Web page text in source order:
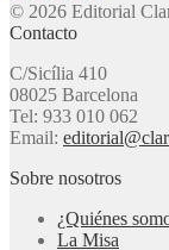
© 2026 Editorial
Contacto
C/Sicília 410
08025 Barcelona
Tel: 933 010 062
Email:
Sobre nosotros
¿Quiénes
La Misa